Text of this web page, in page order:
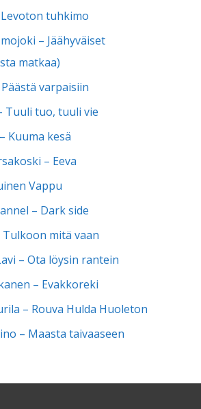
tuhkimo
– Jäähyväiset
matkaa)
varpaisiin
Tuuli tuo, tuuli vie
Kuuma kesä
– Eeva
Vappu
– Dark side
Tulkoon mitä vaan
– Ota löysin rantein
– Evakkoreki
– Rouva Hulda Huoleton
– Maasta taivaaseen